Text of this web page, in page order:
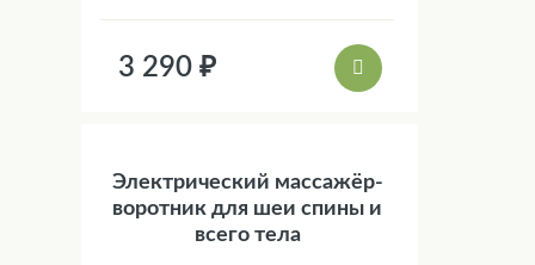
3 290 ₽
Электрический массажёр-
воротник для шеи спины и
всего тела